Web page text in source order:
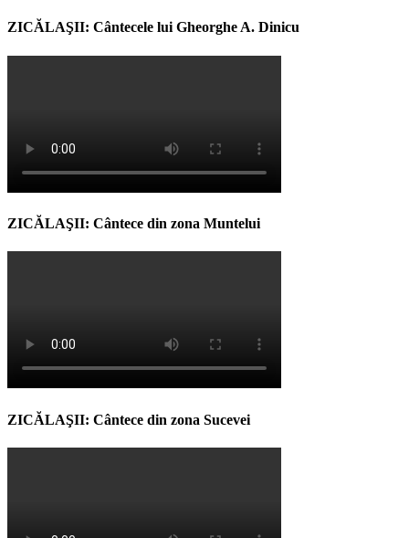
ZICĂLAŞII: Cântecele lui Gheorghe A. Dinicu
ZICĂLAŞII: Cântece din zona Muntelui
ZICĂLAŞII: Cântece din zona Sucevei